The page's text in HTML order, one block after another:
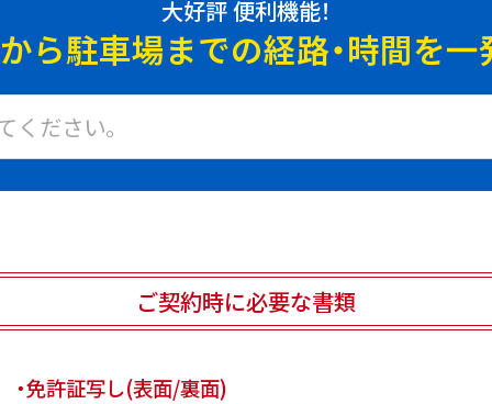
大好評 便利機能！
ら駐車場までの経路・時間を
ご契約時に必要な書類
・免許証写し(表面/裏面)